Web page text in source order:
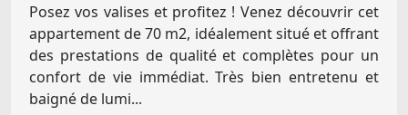
Posez vos valises et profitez ! Venez découvrir cet
appartement de 70 m2, idéalement situé et offrant
des prestations de qualité et complètes pour un
confort de vie immédiat. Très bien entretenu et
baigné de lumi...